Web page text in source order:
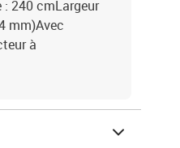
240 cmLargeur
mm)Avec
à